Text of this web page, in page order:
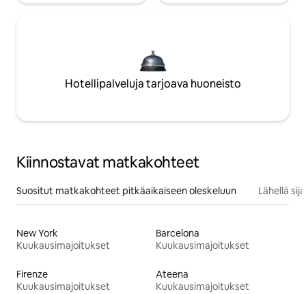
Hotellipalveluja tarjoava huoneisto
Kiinnostavat matkakohteet
Suositut matkakohteet pitkäaikaiseen oleskeluun Lähellä
New York
Kuukausimajoitukset
Barcelona
Kuukausimajoitukset
Firenze
Kuukausimajoitukset
Ateena
Kuukausimajoitukset